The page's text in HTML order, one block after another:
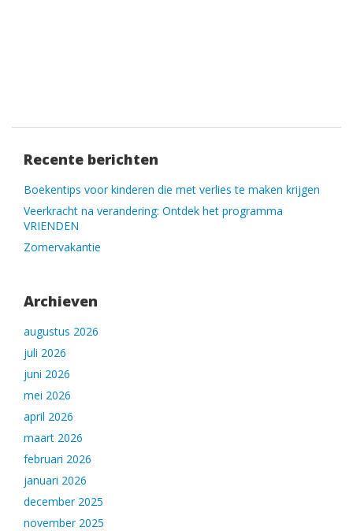
Recente berichten
Boekentips voor kinderen die met verlies te maken krijgen
Veerkracht na verandering: Ontdek het programma
VRIENDEN
Zomervakantie
Archieven
augustus 2026
juli 2026
juni 2026
mei 2026
april 2026
maart 2026
februari 2026
januari 2026
december 2025
november 2025